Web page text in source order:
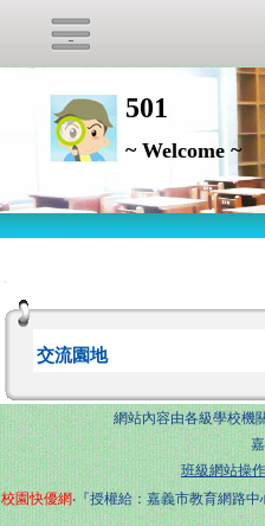
501
~ Welcome ~
:::
交流園地
網站內容由各級學校
班級網站操
校園快優網‧『授權給：嘉義市教育網路中